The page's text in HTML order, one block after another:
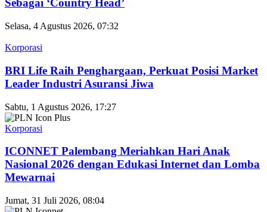
Sebagai ‘Country Head’
Selasa, 4 Agustus 2026, 07:32
Korporasi
BRI Life Raih Penghargaan, Perkuat Posisi Market
Leader Industri Asuransi Jiwa
Sabtu, 1 Agustus 2026, 17:27
Korporasi
ICONNET Palembang Meriahkan Hari Anak
Nasional 2026 dengan Edukasi Internet dan Lomba
Mewarnai
Jumat, 31 Juli 2026, 08:04